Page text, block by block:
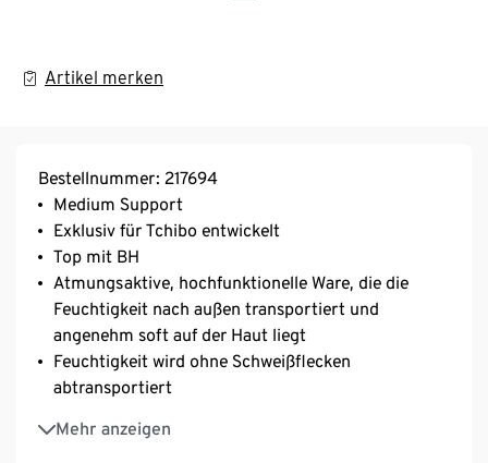
Artikel merken
Bestellnummer: 217694
Medium Support
Exklusiv für Tchibo entwickelt
Top mit BH
Atmungsaktive, hochfunktionelle Ware, die die
Feuchtigkeit nach außen transportiert und
angenehm soft auf der Haut liegt
Feuchtigkeit wird ohne Schweißflecken
abtransportiert
Mehr anzeigen
4-Wege-Stretchstoff für optimale
Bewegungsfreiheit